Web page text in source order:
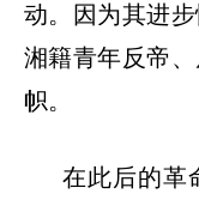
动。因为其进
湘籍青年反帝
帜。
在此后的革